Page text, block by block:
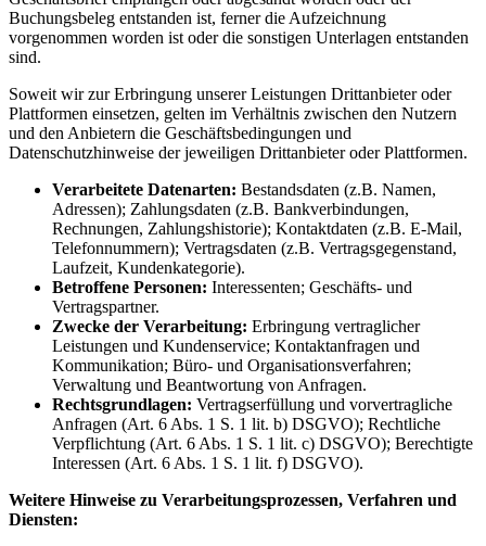
Buchungsbeleg entstanden ist, ferner die Aufzeichnung
vorgenommen worden ist oder die sonstigen Unterlagen entstanden
sind.
Soweit wir zur Erbringung unserer Leistungen Drittanbieter oder
Plattformen einsetzen, gelten im Verhältnis zwischen den Nutzern
und den Anbietern die Geschäftsbedingungen und
Datenschutzhinweise der jeweiligen Drittanbieter oder Plattformen.
Verarbeitete Datenarten: Bestandsdaten (z.B. Namen,
Adressen); Zahlungsdaten (z.B. Bankverbindungen,
Rechnungen, Zahlungshistorie); Kontaktdaten (z.B. E-Mail,
Telefonnummern); Vertragsdaten (z.B. Vertragsgegenstand,
Laufzeit, Kundenkategorie).
Betroffene Personen: Interessenten; Geschäfts- und
Vertragspartner.
Zwecke der Verarbeitung: Erbringung vertraglicher
Leistungen und Kundenservice; Kontaktanfragen und
Kommunikation; Büro- und Organisationsverfahren;
Verwaltung und Beantwortung von Anfragen.
Rechtsgrundlagen: Vertragserfüllung und vorvertragliche
Anfragen (Art. 6 Abs. 1 S. 1 lit. b) DSGVO); Rechtliche
Verpflichtung (Art. 6 Abs. 1 S. 1 lit. c) DSGVO); Berechtigte
Interessen (Art. 6 Abs. 1 S. 1 lit. f) DSGVO).
Weitere Hinweise zu Verarbeitungsprozessen, Verfahren und
Diensten: